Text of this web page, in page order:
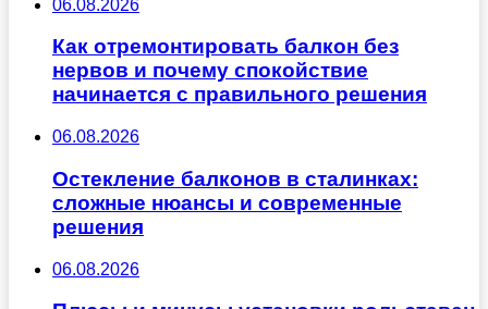
06.08.2026
Как отремонтировать балкон без
нервов и почему спокойствие
начинается с правильного решения
06.08.2026
Остекление балконов в сталинках:
сложные нюансы и современные
решения
06.08.2026